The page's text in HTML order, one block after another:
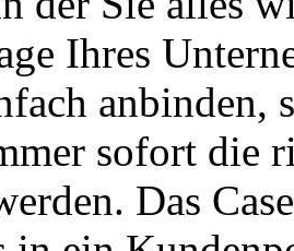
Ihres
anbinden,
sofort die
Das